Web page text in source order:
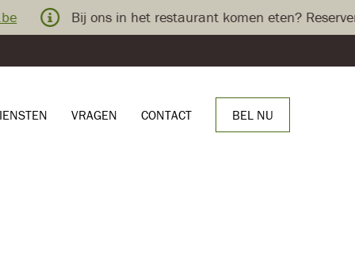
Bij ons in het restaurant komen eten? Reserveren
VRAGEN CONTACT BEL NU